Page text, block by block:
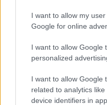
I want to allow my
Google for online
I want to allow Google
personalized
I want to allow Google
related to analytics
device identifiers in
11 éve
reményt a
Lászlót végre bíróság
szájából fosódó
is megér egy misét :)